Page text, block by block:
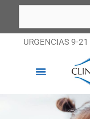
URGENCIAS 9-21